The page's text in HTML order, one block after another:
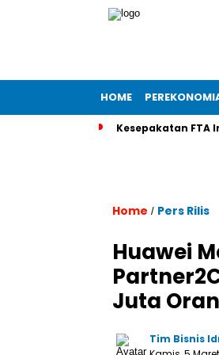
HOME
Kesepakatan FTA
Home / Pers Rilis
Huawei
Juta
Tim Bisnis